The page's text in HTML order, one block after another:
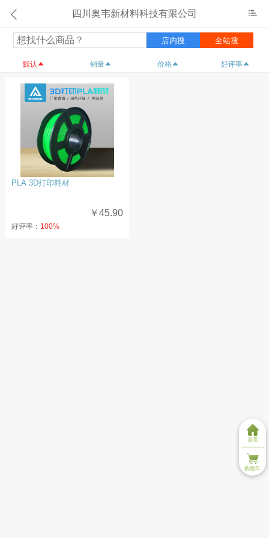
四川奥韦新材料科技有限公司
店内搜 全站搜
默认 销量 价格 好评率
PLA 3D打印耗材
￥45.90
好评率： 100%
首页
购物车